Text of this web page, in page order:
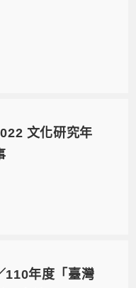
文化研究年
110年度「臺灣